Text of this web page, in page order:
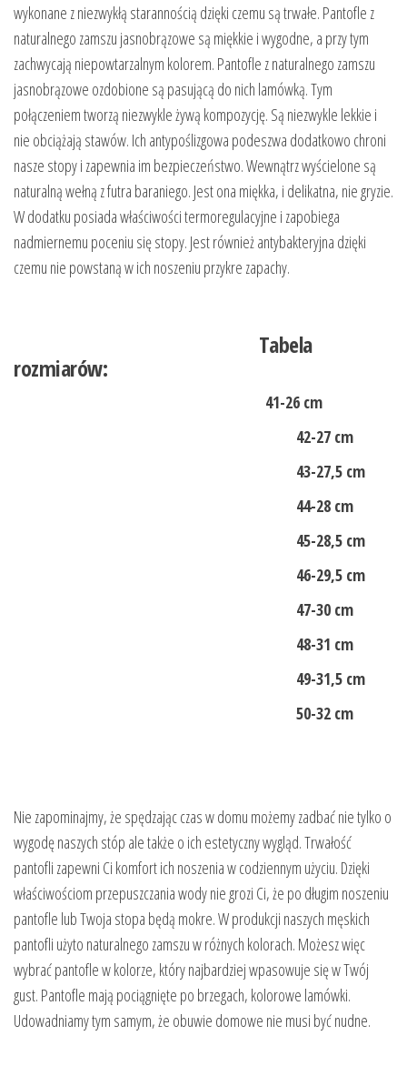
wykonane z niezwykłą starannością dzięki czemu są trwałe. Pantofle z
naturalnego zamszu jasnobrązowe są miękkie i wygodne, a przy tym
zachwycają niepowtarzalnym kolorem. Pantofle z naturalnego zamszu
jasnobrązowe ozdobione są pasującą do nich lamówką. Tym
połączeniem tworzą niezwykle żywą kompozycję. Są niezwykle lekkie i
nie obciążają stawów. Ich antypoślizgowa podeszwa dodatkowo chroni
nasze stopy i zapewnia im bezpieczeństwo. Wewnątrz wyścielone są
naturalną wełną z futra baraniego. Jest ona miękka, i delikatna, nie gryzie.
W dodatku posiada właściwości termoregulacyjne i zapobiega
nadmiernemu poceniu się stopy. Jest również antybakteryjna dzięki
czemu nie powstaną w ich noszeniu przykre zapachy.
Tabela
rozmiarów:
41-26 cm
42-27 cm
43-27,5 cm
44-28 cm
45-28,5 cm
46-29,5 cm
47-30 cm
48-31 cm
49-31,5 cm
50-32 cm
Nie zapominajmy, że spędzając czas w domu możemy zadbać nie tylko o
wygodę naszych stóp ale także o ich estetyczny wygląd. Trwałość
pantofli zapewni Ci komfort ich noszenia w codziennym użyciu. Dzięki
właściwościom przepuszczania wody nie grozi Ci, że po długim noszeniu
pantofle lub Twoja stopa będą mokre. W produkcji naszych męskich
pantofli użyto naturalnego zamszu w różnych kolorach. Możesz więc
wybrać pantofle w kolorze, który najbardziej wpasowuje się w Twój
gust. Pantofle mają pociągnięte po brzegach, kolorowe lamówki.
Udowadniamy tym samym, że obuwie domowe nie musi być nudne.